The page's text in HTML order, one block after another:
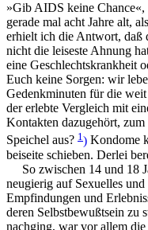
»Gib AIDS keine
gerade mal acht Jahre alt,
erhielt ich die Antwort, daß
nicht die leiseste Ahnung
eine Geschlechtskrankheit
Euch keine Sorgen: wir
Gedenkminuten für die
der erlebte Vergleich mit
Kontakten dazugehört,
Speichel aus? 1 ) Kondome
beiseite schieben. Derlei
So zwischen 14 und 18
neugierig auf Sexuelles
Empfindungen und
deren Selbstbewußtsein zu
nachging, war vor allem